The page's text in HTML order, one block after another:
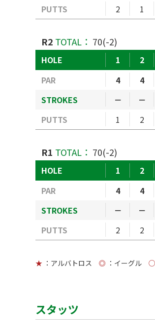
PUTTS
2 1
R2 TOTAL： 70(-2)
HOLE 1 2
PAR
4 4
STROKES
－ －
PUTTS
1 2
R1 TOTAL： 70(-2)
HOLE 1 2
PAR
4 4
STROKES
－ －
PUTTS
2 2
★ ：アルバトロス ◎ ：イーグル ○
スタッツ